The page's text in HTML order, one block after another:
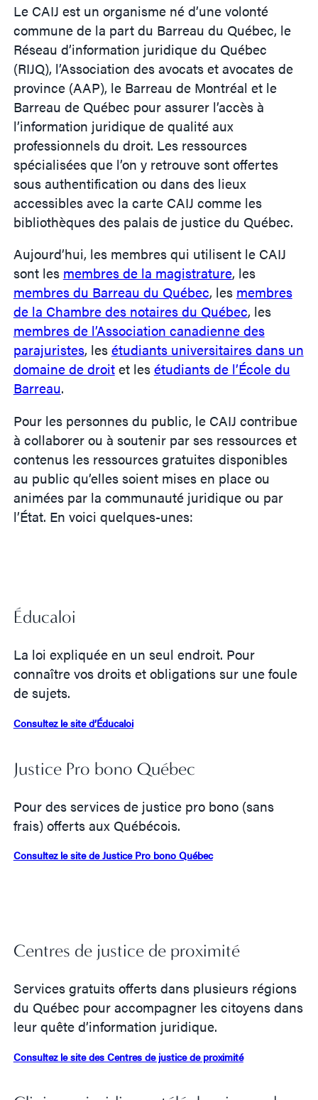
Le CAIJ est un organisme né d’une volonté
commune de la part du Barreau du Québec, le
Réseau d’information juridique du Québec
(RIJQ), l’Association des avocats et avocates de
province (AAP), le Barreau de Montréal et le
Barreau de Québec pour assurer l’accès à
l’information juridique de qualité aux
professionnels du droit. Les ressources
spécialisées que l’on y retrouve sont offertes
sous authentification ou dans des lieux
accessibles avec la carte CAIJ comme les
bibliothèques des palais de justice du Québec.
Aujourd’hui, les membres qui utilisent le CAIJ
sont les membres de la magistrature, les
membres du Barreau du Québec, les membres
de la Chambre des notaires du Québec, les
membres de l’Association canadienne des
parajuristes, lesétudiants universitaires dans un
domaine de droitet lesétudiants de l’École du
Barreau.
Pour les personnes du public, le CAIJ contribue
à collaborer ou à soutenir par ses ressources et
contenus les ressources gratuites disponibles
au public qu’elles soient mises en place ou
animées par la communauté juridique ou par
l’État. En voici quelques-unes:
Éducaloi
La loi expliquée en un seul endroit. Pour
connaître vos droits et obligations sur une foule
de sujets.
Consultez le site d’Éducaloi
Justice Pro bono Québec
Pour des services de justice pro bono (sans
frais) offerts aux Québécois.
Consultez le site de Justice Pro bono Québec
Centres de justice de proximité
Services gratuits offerts dans plusieurs régions
du Québec pour accompagner les citoyens dans
leur quête d’information juridique.
Consultez le site des Centres de justice de proximité